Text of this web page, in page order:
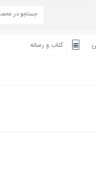
کتاب و رسانه